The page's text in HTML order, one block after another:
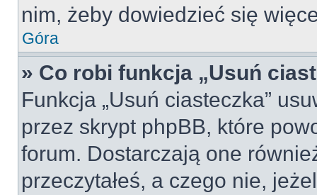
nim, żeby dowiedzieć się
Góra
» Co robi funkcja „Usuń
Funkcja „Usuń ciasteczka”
przez skrypt phpBB, które
forum. Dostarczają one
przeczytałeś, a czego nie,